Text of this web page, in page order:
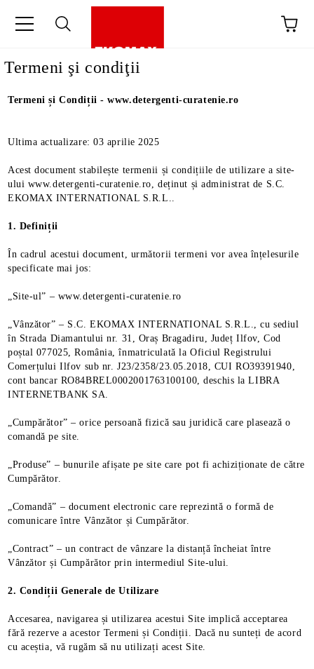
Termeni şi condiţii
Termeni și Condiții - www.detergenti-curatenie.ro
Ultima actualizare: 03 aprilie 2025
Acest document stabilește termenii și condițiile de utilizare a site-
ului www.detergenti-curatenie.ro, deținut și administrat de S.C.
EKOMAX INTERNATIONAL S.R.L..
1. Definiții
În cadrul acestui document, următorii termeni vor avea înțelesurile
specificate mai jos:
„Site-ul” – www.detergenti-curatenie.ro
„Vânzător” – S.C. EKOMAX INTERNATIONAL S.R.L., cu sediul
în Strada Diamantului nr. 31, Oraș Bragadiru, Județ Ilfov, Cod
poștal 077025, România, înmatriculată la Oficiul Registrului
Comerțului Ilfov sub nr. J23/2358/23.05.2018, CUI RO39391940,
cont bancar RO84BREL0002001763100100, deschis la LIBRA
INTERNETBANK SA.
„Cumpărător” – orice persoană fizică sau juridică care plasează o
comandă pe site.
„Produse” – bunurile afișate pe site care pot fi achiziționate de către
Cumpărător.
„Comandă” – document electronic care reprezintă o formă de
comunicare între Vânzător și Cumpărător.
„Contract” – un contract de vânzare la distanță încheiat între
Vânzător și Cumpărător prin intermediul Site-ului.
2. Condiții Generale de Utilizare
Accesarea, navigarea și utilizarea acestui Site implică acceptarea
fără rezerve a acestor Termeni și Condiții. Dacă nu sunteți de acord
cu aceștia, vă rugăm să nu utilizați acest Site.